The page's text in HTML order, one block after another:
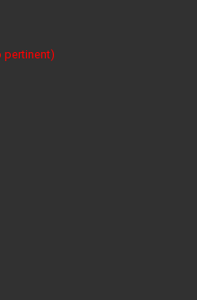
pertinent)